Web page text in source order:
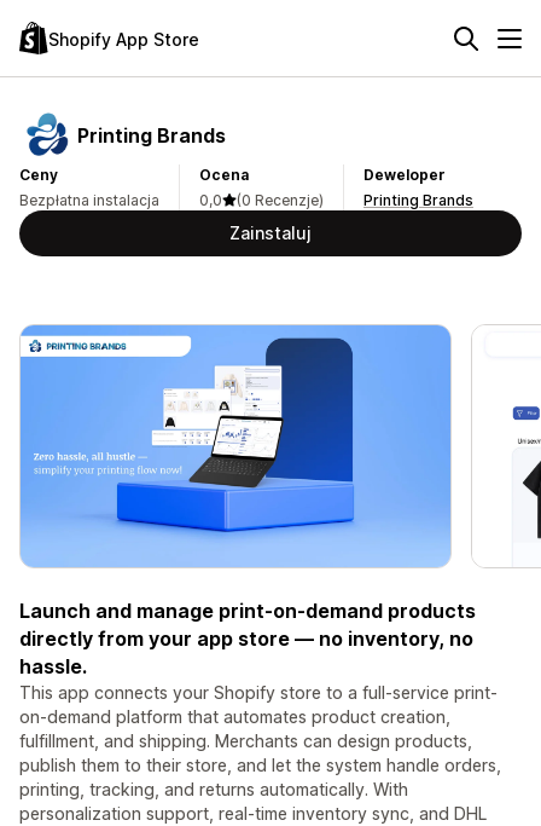
Shopify App Store
Printing Brands
Ceny
Bezpłatna instalacja
Ocena
0,0
(0 Recenzje)
Deweloper
Printing Brands
Zainstaluj
Launch and manage print-on-demand products
directly from your app store — no inventory, no
hassle.
This app connects your Shopify store to a full-service print-
on-demand platform that automates product creation,
fulfillment, and shipping. Merchants can design products,
publish them to their store, and let the system handle orders,
printing, tracking, and returns automatically. With
personalization support, real-time inventory sync, and DHL